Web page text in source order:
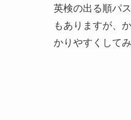
英検の出る順パ
もありますが、
かりやすくしてみ